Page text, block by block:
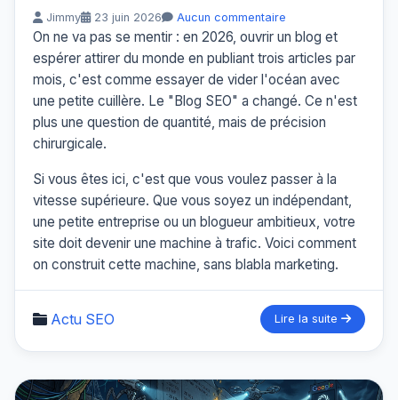
Jimmy 23 juin 2026 Aucun commentaire
On ne va pas se mentir : en 2026, ouvrir un blog et
espérer attirer du monde en publiant trois articles par
mois, c'est comme essayer de vider l'océan avec
une petite cuillère. Le "Blog SEO" a changé. Ce n'est
plus une question de quantité, mais de précision
chirurgicale.
Si vous êtes ici, c'est que vous voulez passer à la
vitesse supérieure. Que vous soyez un indépendant,
une petite entreprise ou un blogueur ambitieux, votre
site doit devenir une machine à trafic. Voici comment
on construit cette machine, sans blabla marketing.
Actu SEO Lire la suite